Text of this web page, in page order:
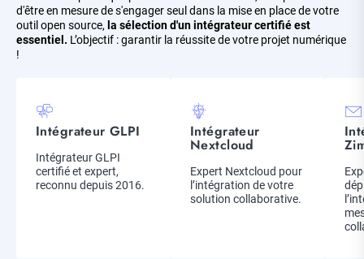
d'être en mesure de s'engager seul dans la mise en place de votre
outil open source, la sélection d'un intégrateur certifié est
essentiel. L’objectif : garantir la réussite de votre projet numérique
!
Picto
Titre
Intégrateur GLPI
Description
Intégrateur GLPI
certifié et expert,
reconnu depuis 2016.
Picto
Titre
Intégrateur
Nextcloud
Description
Expert Nextcloud pour
l’intégration de votre
solution collaborative.